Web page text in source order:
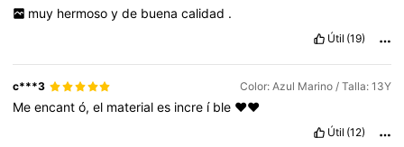
muy hermoso y de buena calidad .
Útil (19)
c***3 Color: Azul Marino / Talla: 13Y
Meencantó,el materiales incre í ble ❤️❤️
Útil (12)